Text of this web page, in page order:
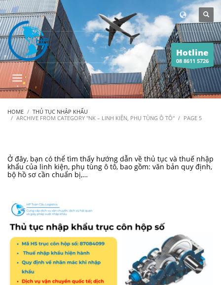
Hotline
08 8611 5726
HOME
THỦ TỤC NHẬP KHẨU
ARCHIVE FROM CATEGORY "NK – LINH KIỆN, PHỤ TÙNG Ô TÔ"
PAGE 5
Ở đây, bạn có thể tìm thấy hướng dẫn về thủ tục và thuế nhập
khẩu của linh kiện, phụ tùng ô tô, bao gồm: văn bản quy định,
bộ hồ sơ cần chuẩn bị,…